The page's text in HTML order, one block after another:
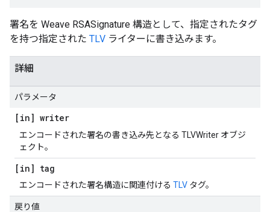
署名を Weave RSASignature 構造として、指定されたタグ
を持つ指定された TLV ライターに書き込みます。
詳細
パラメータ
[in] writer
エンコードされた署名の書き込み先となる TLVWriter オブジ
ェクト。
[in] tag
エンコードされた署名構造に関連付ける TLV タグ。
戻り値